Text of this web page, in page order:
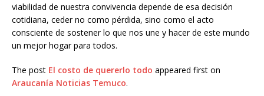
viabilidad de nuestra convivencia depende de esa decisión
cotidiana, ceder no como pérdida, sino como el acto
consciente de sostener lo que nos une y hacer de este mundo
un mejor hogar para todos.
The post El costo de quererlo todo appeared first on
Araucanía Noticias Temuco.